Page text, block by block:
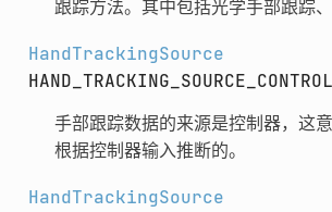
跟踪方法。其中包括光学手部跟踪、
HandTrackingSource
手部跟踪数据的来源是控制器，这
根据控制器输入推断的。
HandTrackingSource